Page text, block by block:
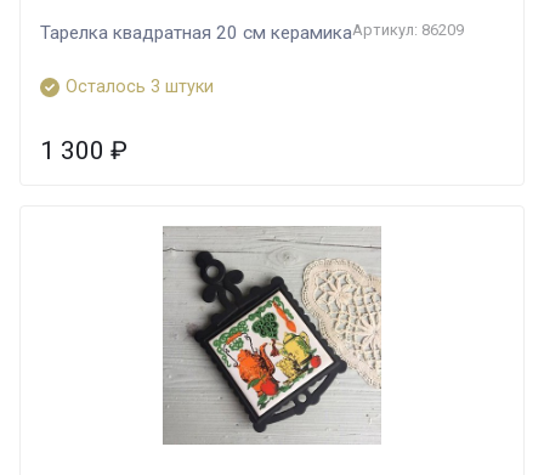
Тарелка квадратная 20 см керамикаАртикул: 86209
Осталось 3 штуки
1 300 ₽